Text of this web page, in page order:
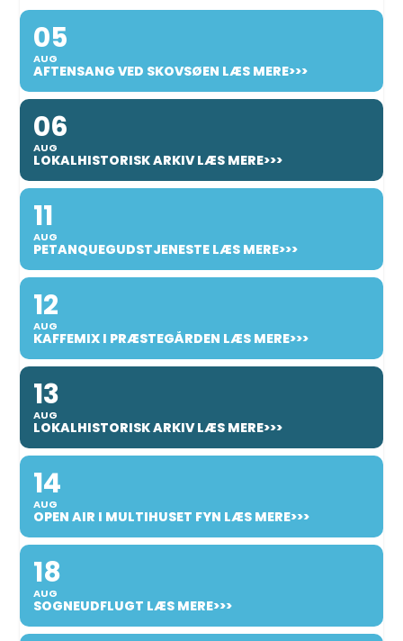
05
AUG
AFTENSANG VED SKOVSØEN LÆS MERE>>>
06
AUG
LOKALHISTORISK ARKIV LÆS MERE>>>
11
AUG
PETANQUEGUDSTJENESTE LÆS MERE>>>
12
AUG
KAFFEMIX I PRÆSTEGÅRDEN LÆS MERE>>>
13
AUG
LOKALHISTORISK ARKIV LÆS MERE>>>
14
AUG
OPEN AIR I MULTIHUSET FYN LÆS MERE>>>
18
AUG
SOGNEUDFLUGT LÆS MERE>>>